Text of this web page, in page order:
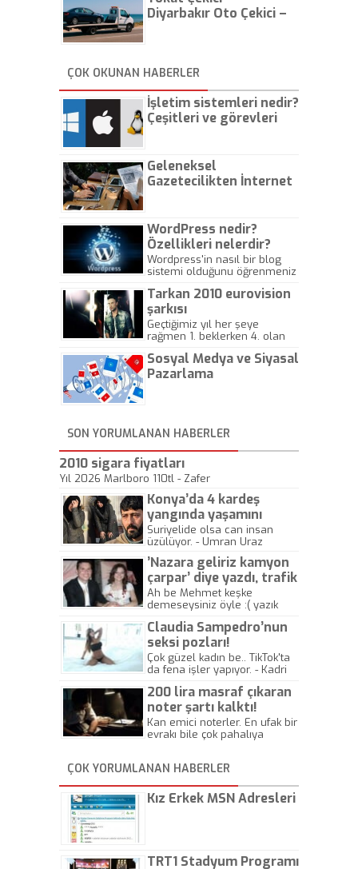
Diyarbakır Oto Çekici –
ÇOK OKUNAN HABERLER
İşletim sistemleri nedir?
Çeşitleri ve görevleri
Geleneksel
Gazetecilikten İnternet
WordPress nedir?
Özellikleri nelerdir?
Wordpress'in nasıl bir blog
sistemi olduğunu öğrenmeniz
Tarkan 2010 eurovision
şarkısı
Geçtiğimiz yıl her şeye
rağmen 1. beklerken 4. olan
gösterisinin bu yarışmada
önemli olmadığını anlamıştır.
Sosyal Medya ve Siyasal
Pazarlama
SON YORUMLANAN HABERLER
2010 sigara fiyatları
Yıl 2026 Marlboro 110tl - Zafer
Konya’da 4 kardeş
yangında yaşamını
yitirdi
Suriyelide olsa can insan
üzülüyor. - Umran Uraz
’Nazara geliriz kamyon
çarpar’ diye yazdı, trafik
kazasında öldü!
Ah be Mehmet keşke
demeseysiniz öyle :( yazık
Claudia Sampedro’nun
seksi pozları!
Çok güzel kadın be.. TikTok'ta
da fena işler yapıyor. - Kadri
200 lira masraf çıkaran
noter şartı kalktı!
Kan emici noterler. En ufak bir
evrakı bile çok pahalıya
kaptırıyorsunuz. - Kayhan
Gezenti
ÇOK YORUMLANAN HABERLER
Kız Erkek MSN Adresleri
TRT1 Stadyum Programı